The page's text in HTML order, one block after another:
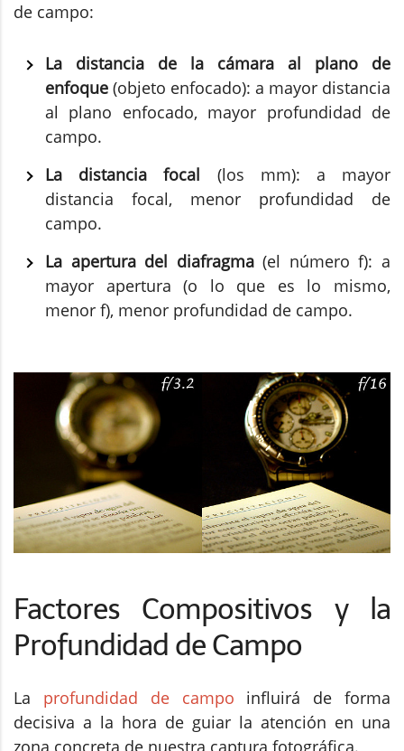
de campo:
La distancia de la cámara al plano de
enfoque (objeto enfocado): a mayor distancia
al plano enfocado, mayor profundidad de
campo.
La distancia focal (los mm): a mayor
distancia focal, menor profundidad de
campo.
La apertura del diafragma(el número f): a
mayor apertura (o lo que es lo mismo,
menor f), menor profundidad de campo.
Factores Compositivos y la
Profundidad de Campo
La profundidad de campo influirá de forma
decisiva a la hora de guiar la atención en una
zona concreta de nuestra captura fotográfica.